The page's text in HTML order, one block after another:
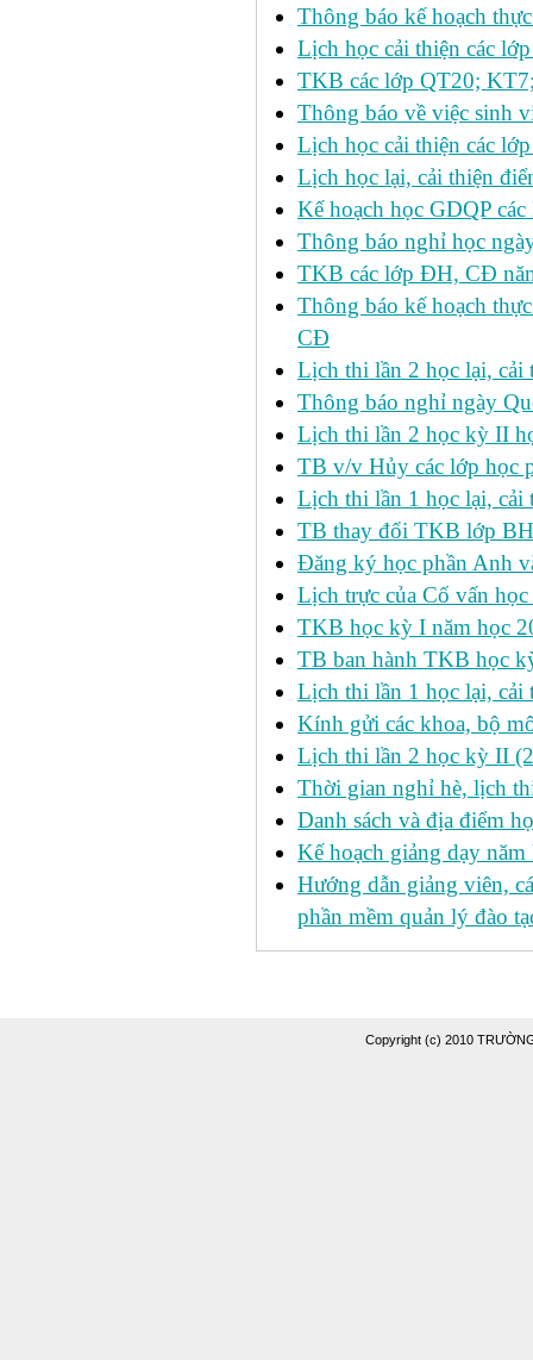
Thông báo kế hoạch
Lịch học cải thiện các
TKB các lớp QT20;
Thông báo về việc sinh
Lịch học cải thiện các
Lịch học lại, cải thiện
Kế hoạch học GDQP
Thông báo nghỉ học
TKB các lớp ĐH, CĐ
Thông báo kế hoạch
CĐ
Lịch thi lần 2 học lại, cải
Thông báo nghỉ ngày
Lịch thi lần 2 học kỳ II
TB v/v Hủy các lớp học
Lịch thi lần 1 học lại, cải
TB thay đổi TKB lớp
Đăng ký học phần Anh
Lịch trực của Cố vấn học
TKB học kỳ I năm học
TB ban hành TKB học
Lịch thi lần 1 học lại, cải
Kính gửi các khoa, bộ
Lịch thi lần 2 học kỳ II
Thời gian nghỉ hè, lịch
Danh sách và địa điểm
Kế hoạch giảng dạy
Hướng dẫn giảng viên,
phần mềm quản lý đào
Copyright (c) 2010